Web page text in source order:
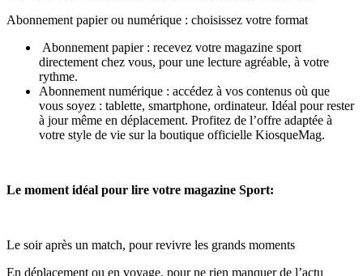
Abonnement papier ou numérique : choisissez votre format
Abonnement papier : recevez votre magazine sport
directement chez vous, pour une lecture agréable, à votre
rythme.
Abonnement numérique : accédez à vos contenus où que
vous soyez : tablette, smartphone, ordinateur. Idéal pour rester
à jour même en déplacement. Profitez de l’offre adaptée à
votre style de vie sur la boutique officielle KiosqueMag.
Le moment idéal pour lire votre magazine Sport:
Le soir après un match, pour revivre les grands moments
En déplacement ou en voyage, pour ne rien manquer de l’actu